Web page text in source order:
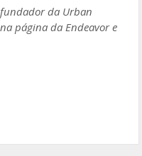
da Urban
página da Endeavor e